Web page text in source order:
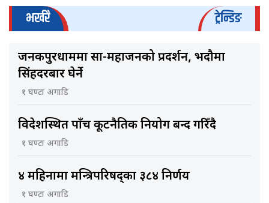
भर्खरै ट्रेन्डिङ
जनकपुरधाममा साहु-महाजनको प्रदर्शन, भदौमा
सिंहदरबार घेर्ने
१ घण्टा अगाडि
विदेशस्थित पाँच कूटनैतिक नियोग बन्द गरिँदै
१ घण्टा अगाडि
४ महिनामा मन्त्रिपरिषद्का ३८४ निर्णय
१ घण्टा अगाडि